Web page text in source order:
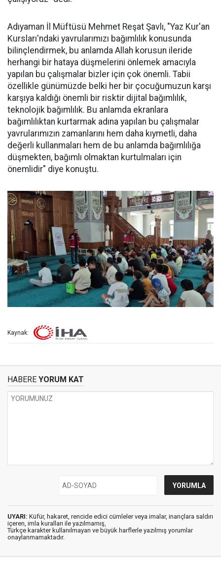
Adıyaman İl Müftüsü Mehmet Reşat Şavlı, "Yaz Kur'an
Kursları'ndaki yavrularımızı bağımlılık konusunda
bilinçlendirmek, bu anlamda Allah korusun ileride
herhangi bir hataya düşmelerini önlemek amacıyla
yapılan bu çalışmalar bizler için çok önemli. Tabii
özellikle günümüzde belki her bir çocuğumuzun karşı
karşıya kaldığı önemli bir risktir dijital bağımlılık,
teknolojik bağımlılık. Bu anlamda ekranlara
bağımlılıktan kurtarmak adına yapılan bu çalışmalar
yavrularımızın zamanlarını hem daha kıymetli, daha
değerli kullanmaları hem de bu anlamda bağımlılığa
düşmekten, bağımlı olmaktan kurtulmaları için
önemlidir" diye konuştu.
Kaynak:
HABERE YORUM KAT
UYARI: Küfür, hakaret, rencide edici cümleler veya imalar, inançlara saldırı
içeren, imla kuralları ile yazılmamış,
Türkçe karakter kullanılmayan ve büyük harflerle yazılmış yorumlar
onaylanmamaktadır.